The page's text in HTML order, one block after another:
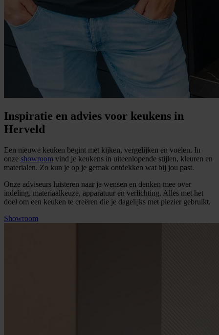
Inspiratie en advies voor keukens in
Herveld
Een nieuwe keuken begint met kijken, vergelijken en voelen. In
onze showroom vind je keukens in uiteenlopende stijlen, kleuren en
materialen. Zo kun je op je gemak ontdekken wat bij jou past.
Onze adviseurs luisteren naar je wensen en denken mee over
indeling, materiaalkeuze, apparatuur en verlichting. Alles met het
doel om een keuken te creëren die je dagelijks met plezier gebruikt.
Showroom